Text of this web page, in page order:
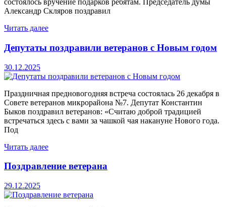
состоялось вручение подарков ребятам. Председатель думы
Александр Скляров поздравил
Читать далее
Депутаты поздравили ветеранов с Новым годом
30.12.2025
Праздничная предновогодняя встреча состоялась 26 декабря в
Совете ветеранов микрорайона №7. Депутат Константин
Быков поздравил ветеранов: «Считаю доброй традицией
встречаться здесь с вами за чашкой чая накануне Нового года.
Под
Читать далее
Поздравление ветерана
29.12.2025